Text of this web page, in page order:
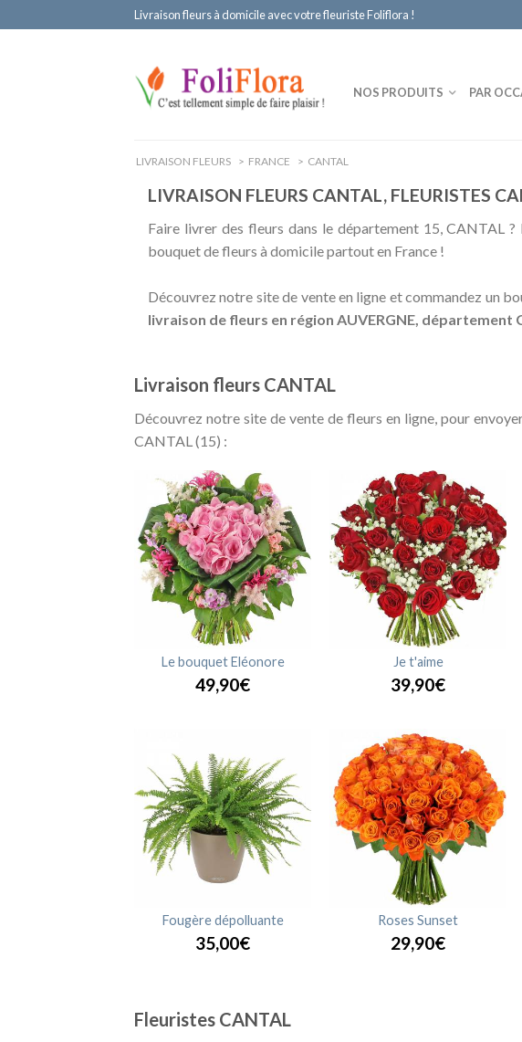
Livraison fleurs à domicile avec votre fleuriste Foliflora !
NOS PRODUITS PAR
LIVRAISON FLEURS > FRANCE > CANTAL
LIVRAISON FLEURS CANTAL, FLEURISTES
Faire livrer des fleurs dans le département 15, CANTAL
bouquet de fleurs à domicile partout en France !
Découvrez notre site de vente en ligne et commandez un
livraison de fleurs en région AUVERGNE, département
Livraison fleurs CANTAL
Découvrez notre site de vente de fleurs en ligne, pour
CANTAL (15) :
Le bouquet Eléonore
49,90€
Je t'aime
39,90€
Fougère dépolluante
35,00€
Roses Sunset
29,90€
Fleuristes CANTAL